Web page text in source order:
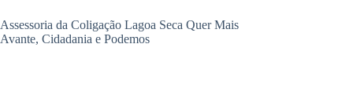
Assessoria da Coligação Lagoa Seca Quer Mais
Avante, Cidadania e Podemos